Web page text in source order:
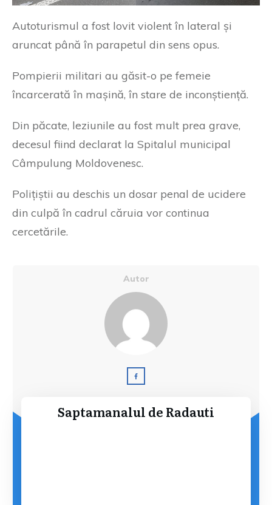
Autoturismul a fost lovit violent în lateral și
aruncat până în parapetul din sens opus.
Pompierii militari au găsit-o pe femeie
încarcerată în mașină, în stare de inconștiență.
Din păcate, leziunile au fost mult prea grave,
decesul fiind declarat la Spitalul municipal
Câmpulung Moldovenesc.
Polițiștii au deschis un dosar penal de ucidere
din culpă în cadrul căruia vor continua
cercetările.
Autor
Saptamanalul de Radauti